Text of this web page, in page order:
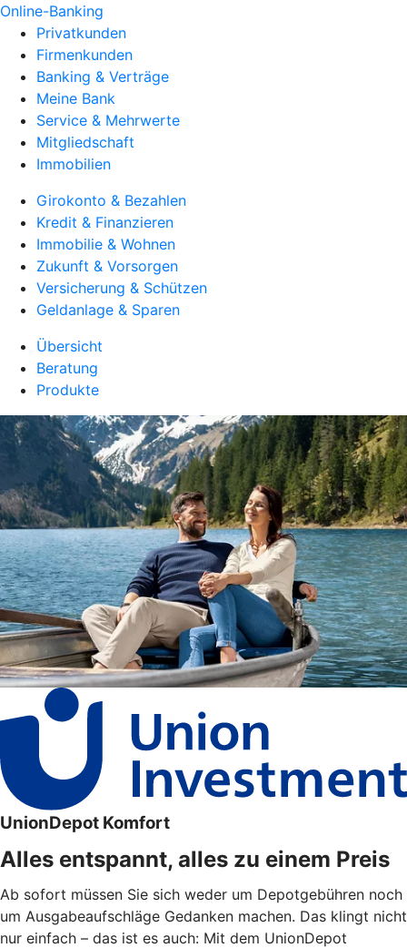
Online-Banking
Privatkunden
Firmenkunden
Banking & Verträge
Meine Bank
Service & Mehrwerte
Mitgliedschaft
Immobilien
Girokonto & Bezahlen
Kredit & Finanzieren
Immobilie & Wohnen
Zukunft & Vorsorgen
Versicherung & Schützen
Geldanlage & Sparen
Übersicht
Beratung
Produkte
UnionDepot Komfort
Alles entspannt, alles zu einem Preis
Ab sofort müssen Sie sich weder um Depotgebühren noch
um Ausgabeaufschläge Gedanken machen. Das klingt nicht
nur einfach – das ist es auch: Mit dem UnionDepot